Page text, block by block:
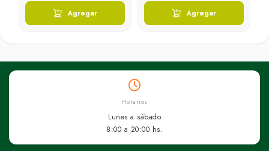
Agregar Agregar
Horarios
Lunes a sábado
8:00 a 20:00 hs.